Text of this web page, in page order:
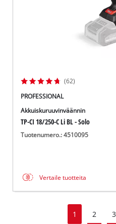
(62)
PROFESSIONAL
Akkuiskuruuvinväännin
TP-CI 18/250-C Li BL - Solo
Tuotenumero.: 4510095
Vertaile tuotteita
1 2 3